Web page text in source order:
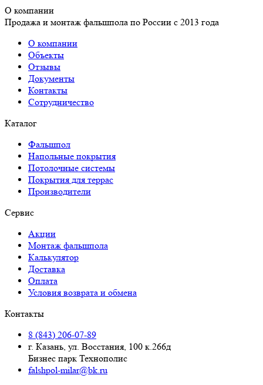
О компании
Продажа и монтаж фальшпола по России с 2013 года
О компании
Объекты
Отзывы
Документы
Контакты
Сотрудничество
Каталог
Фальшпол
Напольные покрытия
Потолочные системы
Покрытия для террас
Производители
Сервис
Акции
Монтаж фальшпола
Калькулятор
Доставка
Оплата
Условия возврата и обмена
Контакты
8 (843) 206-07-89
г. Казань, ул. Восстания, 100 к.266д
Бизнес парк Технополис
falshpol-milar@bk.ru